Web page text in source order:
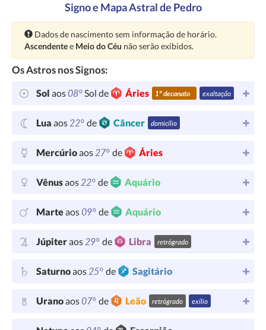
Signo e Mapa Astral de Pedro
Atenção:
Dados de nascimento sem informação de horário.
Ascendentee Meio do Céu não serão exibidos.
Os Astros nos Signos:
Sol aos08°Sol de Áries 1º decanato exaltação
Lua aos22° de Câncer domicílio
Mercúrioaos27° de Áries
Vênusaos22° de Aquário
Marteaos09° de Aquário
Júpiteraos29° de Libra retrógrado
Saturnoaos25° de Sagitário
Uranoaos07° de Leão retrógrado exílio